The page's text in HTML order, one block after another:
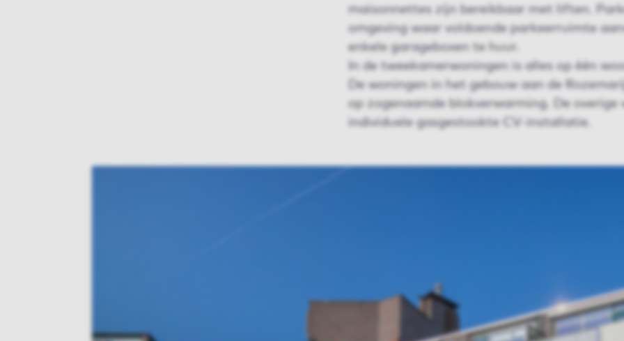
maisonnettes zijn bereikbaar met liften.
omgeving waar voldoende parkeerruimte
enkele garageboxen te huur.
In de tweekamerwoningen is alles op één
De woningen in het gebouw aan de
op zogenaamde blokverwarming. De overige
individuele gasgestookte CV-installatie.